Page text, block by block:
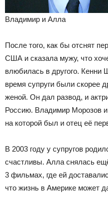
Владимир и Алла
После того, как бы отснят
США и сказала мужу, что
влюбилась в другого.
время супруги были скорее
женой. Он дал развод, и
Россию. Владимир Морозов
на которой был и отец её
В 2003 году у супругов
счастливы. Алла снялась
3 фильмах, где ей
что жизнь в Америке может